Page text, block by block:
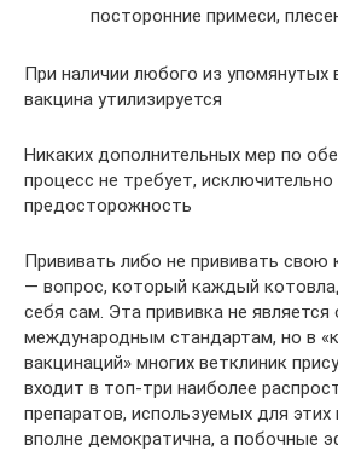
посторонние примеси,
При наличии любого из
вакцина утилизируется
Никаких дополнительных мер по
процесс не требует,
предосторожность
Прививать либо не прививать свою
— вопрос, который каждый
себя сам. Эта прививка не является
международным стандартам, но в
вакцинаций» многих ветклиник
входит в топ-три наиболее
препаратов, используемых для этих
вполне демократична, а побочные